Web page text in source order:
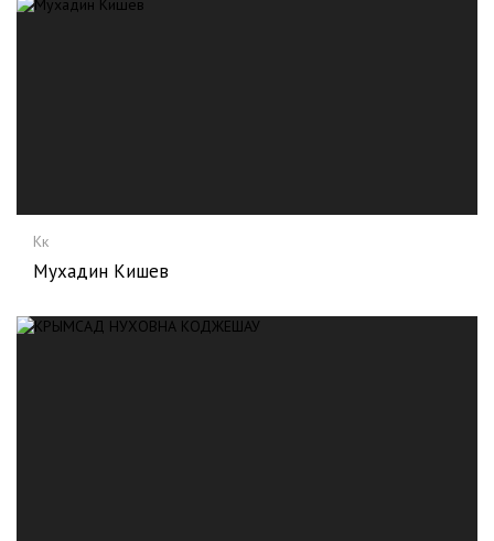
Кк
Мухадин Кишев